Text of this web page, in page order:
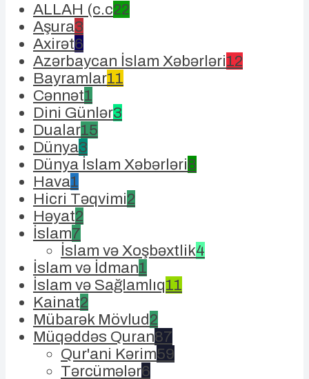
ALLAH (c.c22
Aşura3
Axirət6
Azərbaycan İslam Xəbərləri12
Bayramlar11
Cənnət1
Dini Günlər3
Dualar15
Dünya3
Dünya İslam Xəbərləri8
Hava1
Hicri Təqvimi2
Həyat2
İslam7
İslam və Xoşbəxtlik4
İslam və İdman1
İslam və Sağlamlıq11
Kainat2
Mübarək Mövlud2
Müqəddəs Quran87
Qur'ani Kərim59
Tərcümələr6